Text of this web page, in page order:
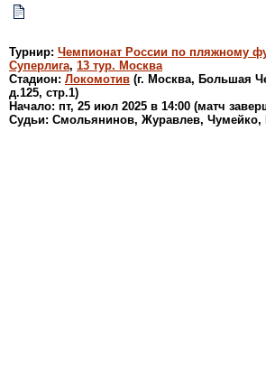
Турнир: Чемпионат России по пляжному
Суперлига, 13 тур. Москва
Стадион: Локомотив (г. Москва, Большая
д.125, стр.1)
Начало: пт, 25 июл 2025 в 14:00 (матч
Судьи: Смольянинов, Журавлев, Чумейко,